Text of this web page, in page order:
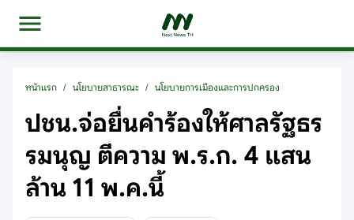
หน้าแรก / นโยบายสาธารณะ / นโยบายการเมืองและการปกครอง
ปชน.จ่อยื่นคำร้องให้ศาลรัฐธร
รมนุญ ตีความ พ.ร.ก. 4 แสน
ล้าน 11 พ.ค.นี้